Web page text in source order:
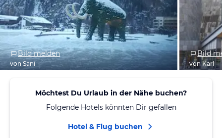
Bild melden
von Sani
Bild
von Karl
Möchtest Du Urlaub in der Nähe buchen?
Folgende Hotels könnten Dir gefallen
Hotel & Flug buchen